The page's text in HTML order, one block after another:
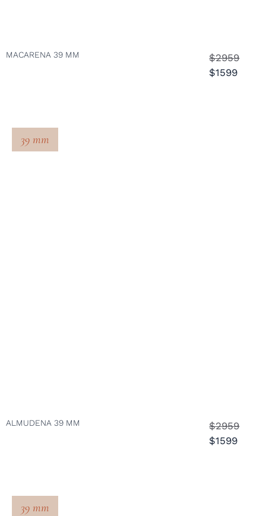
MACARENA 39 MM
$2959
$1599
39 mm
ALMUDENA 39 MM
$2959
$1599
39 mm